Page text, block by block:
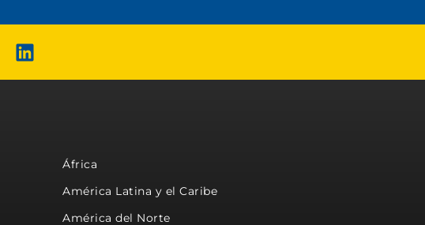
África
América Latina y el Caribe
América del Norte